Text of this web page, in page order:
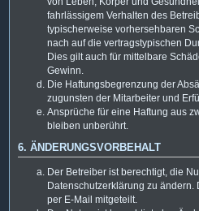
fahrlässigem Verhalten des
typischerweise vorhersehbaren
nach auf die vertragstypischen
Dies gilt auch für mittelbare
Gewinn.
Die Haftungsbegrenzung der
zugunsten der Mitarbeiter und
Ansprüche für eine Haftung aus
bleiben unberührt.
6. ÄNDERUNGSVORBEHALT
Der Betreiber ist berechtigt, die
Datenschutzerklärung zu
per E-Mail mitgeteilt.